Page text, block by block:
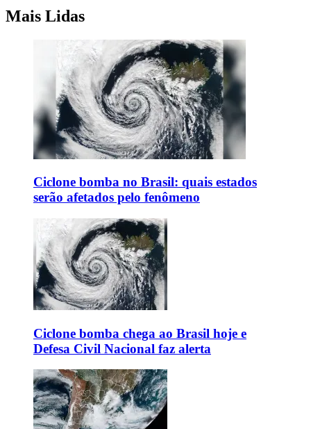
Mais Lidas
Ciclone bomba no Brasil: quais estados
serão afetados pelo fenômeno
Ciclone bomba chega ao Brasil hoje e
Defesa Civil Nacional faz alerta